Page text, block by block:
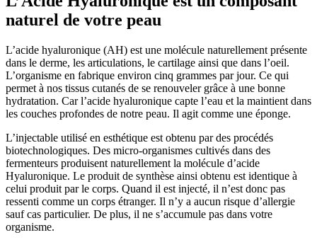
naturel de votre peau
L’acide hyaluronique (AH) est une molécule naturellement présente
dans le derme, les articulations, le cartilage ainsi que dans l’oeil.
L’organisme en fabrique environ cinq grammes par jour. Ce qui
permet à nos tissus cutanés de se renouveler grâce à une bonne
hydratation. Car l’acide hyaluronique capte l’eau et la maintient dans
les couches profondes de notre peau. Il agit comme une éponge.
L’injectable utilisé en esthétique est obtenu par des procédés
biotechnologiques. Des micro-organismes cultivés dans des
fermenteurs produisent naturellement la molécule d’acide
Hyaluronique. Le produit de synthèse ainsi obtenu est identique à
celui produit par le corps. Quand il est injecté, il n’est donc pas
ressenti comme un corps étranger. Il n’y a aucun risque d’allergie
sauf cas particulier. De plus, il ne s’accumule pas dans votre
organisme.